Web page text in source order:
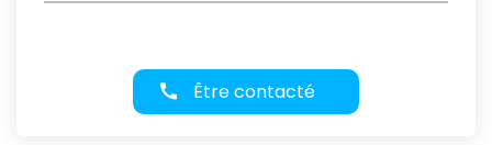
Être contacté